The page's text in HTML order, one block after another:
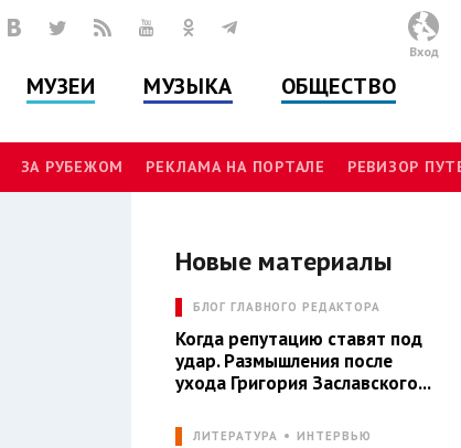
МУЗЕИ МУЗЫКА ОБЩЕСТВО
Вход
ЗА РУБЕЖОМ РЕКЛАМА НА ПОРТАЛЕ РЕВИЗОР
Новые материалы
БЛОГ ГЛАВНОГО РЕДАКТОРА
Когда репутацию ставят под
удар. Размышления после
ухода Григория Заславского...
ЛИТЕРАТУРА ИНТЕРВЬЮ